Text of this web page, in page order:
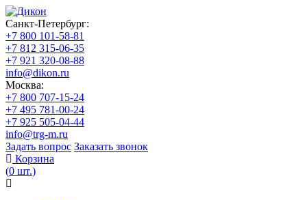
Санкт-Петербург:
+7 800 101-58-81
+7 812 315-06-35
+7 921 320-08-88
info@dikon.ru
Москва:
+7 800 707-15-24
+7 495 781-00-24
+7 925 505-04-44
info@trg-m.ru
Задать вопрос Заказать звонок
Корзина
(0 шт.)